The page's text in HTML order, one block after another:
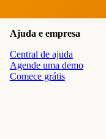
Ajuda e empresa
Central de ajuda
Agende uma demo
Comece grátis